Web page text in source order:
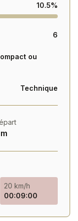
d'un
10.5%
6
ou
Technique
20 km/h
00:09:00